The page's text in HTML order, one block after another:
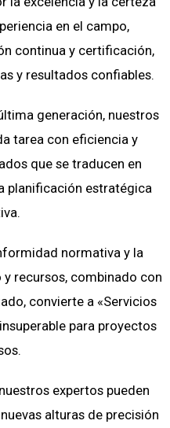
en el campo,
continua y certificación,
y resultados confiables.
generación, nuestros
tarea con eficiencia y
que se traducen en
planificación estratégica
normativa y la
recursos, combinado con
convierte a «Servicios
para proyectos
expertos pueden
alturas de precisión